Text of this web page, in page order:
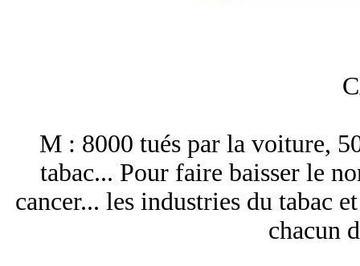
M : 8000 tués par la voiture,
tabac... Pour faire baisser le
cancer... les industries du tabac
chacun